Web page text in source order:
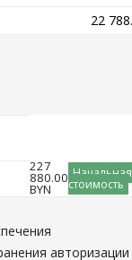
22
227
880.00
BYN
Начальная
стоимость
авторизации